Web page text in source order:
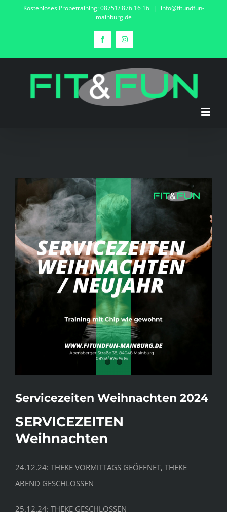
Kostenloses Probetraining: 08751/ 876 16 16 | info@fitundfun-
mainburg.de
FacebookInstagram
Zeige
grösseres
Bild
Servicezeiten Weihnachten 2024
SERVICEZEITEN
Weihnachten
24.12.24: THEKE VORMITTAGS GEÖFFNET, THEKE
ABEND GESCHLOSSEN
25.12.24: THEKE GESCHLOSSEN